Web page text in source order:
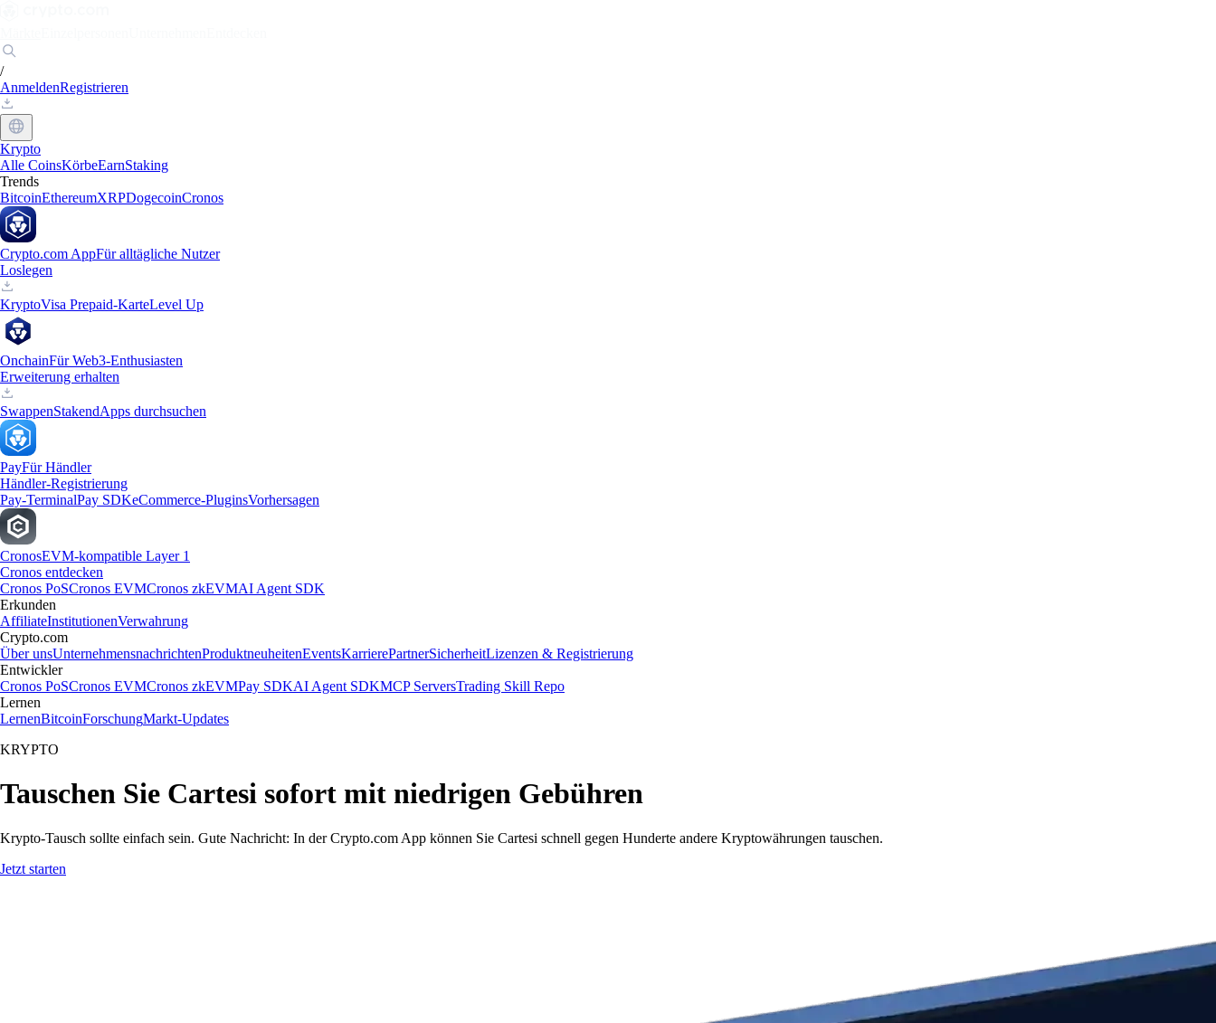
/
AnmeldenRegistrieren
Krypto
Alle CoinsKörbeEarnStaking
Trends
BitcoinEthereumXRPDogecoinCronos
Crypto.com AppFür alltägliche Nutzer
Loslegen
KryptoVisa Prepaid-KarteLevel Up
OnchainFür Web3-Enthusiasten
Erweiterung erhalten
SwappenStakendApps durchsuchen
PayFür Händler
Händler-Registrierung
Pay-TerminalPay SDKeCommerce-PluginsVorhersagen
CronosEVM-kompatible Layer 1
Cronos entdecken
Cronos PoSCronos EVMCronos zkEVMAI Agent SDK
Erkunden
AffiliateInstitutionenVerwahrung
Crypto.com
Über unsUnternehmensnachrichtenProduktneuheitenEventsKarrierePartnerSicherheitLizenzen & Registrierung
Entwickler
Cronos PoSCronos EVMCronos zkEVMPay SDKAI Agent SDKMCP ServersTrading Skill Repo
Lernen
LernenBitcoinForschungMarkt-Updates
KRYPTO
Tauschen Sie Cartesi sofort mit niedrigen Gebühren
Krypto-Tausch sollte einfach sein. Gute Nachricht: In der Crypto.com App können Sie Cartesi schnell gegen Hunderte andere Kryptowährungen tauschen.
Jetzt starten